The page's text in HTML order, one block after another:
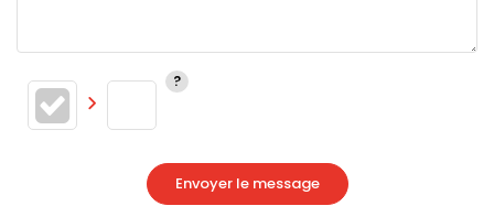
Envoyer le message